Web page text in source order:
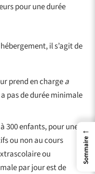
pour une durée
il s’agit de
prend en chargea
pas de durée minimale
300 enfants, pour une
ou non au cours
ou
par jour est de
←
Sommaire